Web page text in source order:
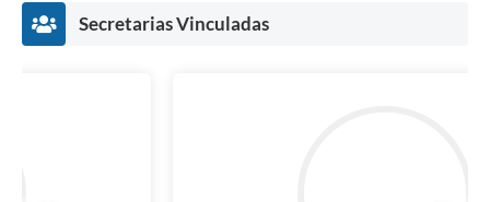
Secretarias Vinculadas